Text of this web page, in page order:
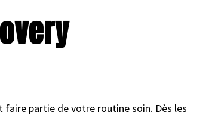
faire partie de votre routine soin. Dès les